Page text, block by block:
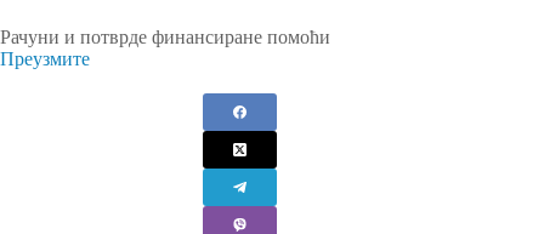
Рачуни и потврде финансиране помоћи
Преузмите